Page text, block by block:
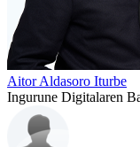
Aitor Aldasoro Iturbe
Ingurune Digitalaren